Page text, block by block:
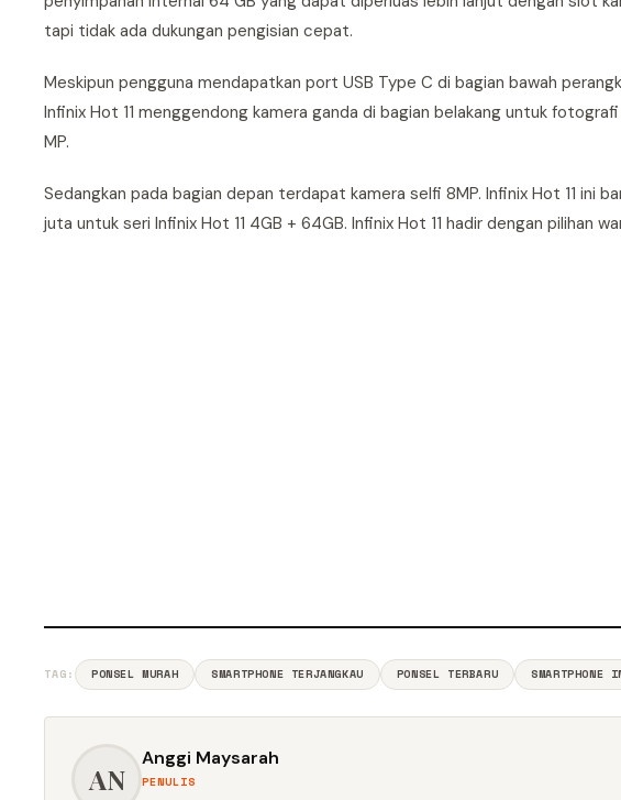
tapi tidak ada dukungan pengisian cepat.
Meskipun pengguna mendapatkan port USB Type C di bagian bawah
Infinix Hot 11 menggendong kamera ganda di bagian belakang untuk
MP.
Sedangkan pada bagian depan terdapat kamera selfi 8MP. Infinix Hot 11 ini
juta untuk seri Infinix Hot 11 4GB + 64GB. Infinix Hot 11 hadir dengan pilihan
TAG: PONSEL MURAH SMARTPHONE TERJANGKAU PONSEL TERBARU SMARTPHONE
AN
Anggi Maysarah
PENULIS